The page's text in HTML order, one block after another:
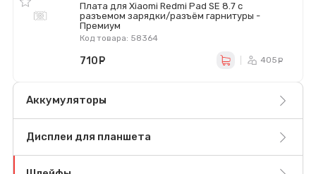
Плата для Xiaomi Redmi Pad SE 8.7 с
разъемом зарядки/разъём гарнитуры -
Премиум
Код товара: 58364
710 405
Аккумуляторы
Дисплеи для планшета